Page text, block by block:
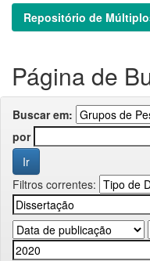
Repositório de
Página de
Buscar em:
por
Filtros correntes: